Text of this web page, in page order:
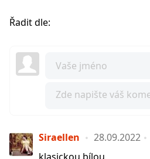
Řadit dle:
Siraellen 28.09.2022